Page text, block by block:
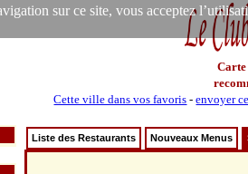
sur ce site, vous acceptez
Carte
Cette ville dans vos favoris -envoyer
Liste des Restaurants Nouveaux Menus